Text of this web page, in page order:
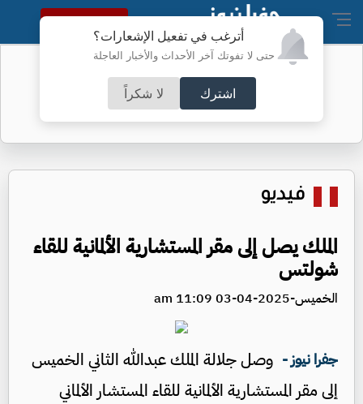
أترغب في تفعيل الإشعارات؟
حتى لا تفوتك آخر الأحداث والأخبار العاجلة
اشترك لا شكراً
النسخة الكاملة
فيديو
الملك يصل إلى مقر المستشارية الألمانية للقاء
شولتس
الخميس-2025-04-03 11:09 am
جفرا نيوز - وصل جلالة الملك عبدالله الثاني الخميس
إلى مقر المستشارية الألمانية للقاء المستشار الألماني